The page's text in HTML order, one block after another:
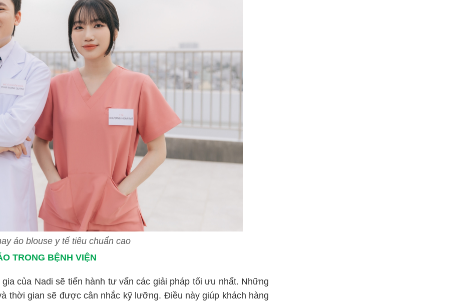
áo blouse y tế tiêu chuẩn cao
TRONG BỆNH VIỆN
của Nadi sẽ tiến hành tư vấn các giải pháp tối ưu nhất. Những
thời gian sẽ được cân nhắc kỹ lưỡng. Điều này giúp khách hàng